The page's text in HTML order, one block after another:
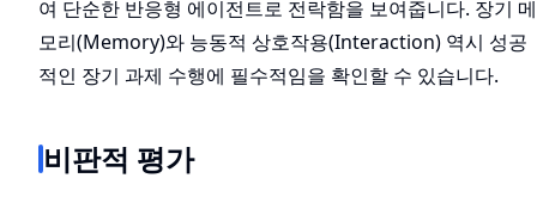
여 단순한 반응형 에이전트로 전락함을 보여줍니다. 장기 메
모리(Memory)와 능동적 상호작용(Interaction) 역시 성공
적인 장기 과제 수행에 필수적임을 확인할 수 있습니다.
비판적 평가